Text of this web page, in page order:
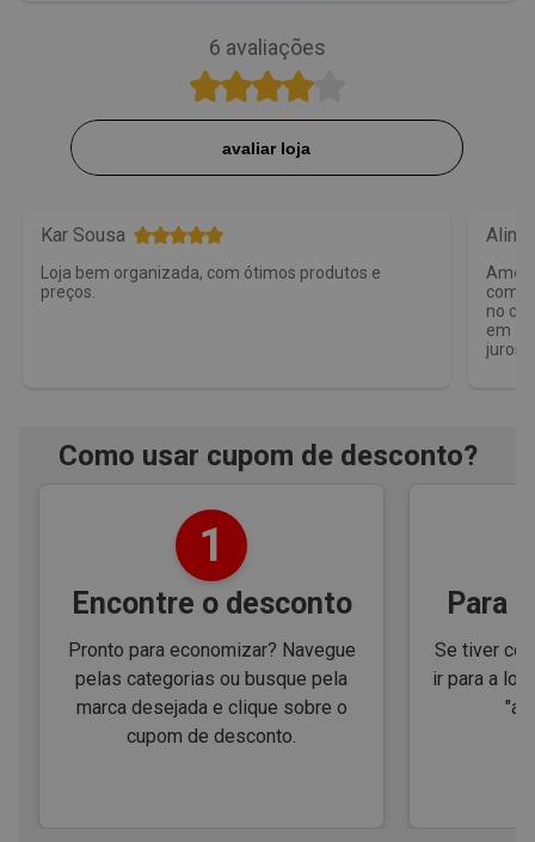
6 avaliações
avaliar loja
Kar Sousa
Loja bem organizada, com ótimos produtos e
preços.
Aline
Amo
no
em
juros
Como usar cupom de desconto?
1
Encontre o desconto
Pronto para economizar? Navegue
pelas categorias ou busque pela
marca desejada e clique sobre o
cupom de desconto.
Para
Se tiver
ir para a